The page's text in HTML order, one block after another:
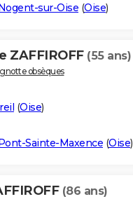
sur-Oise (Oise)
ZAFFIROFF (55 ans)
obsèques
(Oise)
Sainte-Maxence (Oise)
(86 ans)